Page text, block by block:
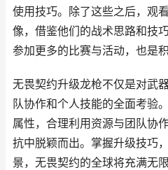
使用技巧。除了这些之后，观
像，借鉴他们的战术思路和技
参加更多的比赛与活动，也是
无畏契约升级龙枪不仅是对武
队协作和个人技能的全面考验
属性，合理利用资源与团队协
抗中脱颖而出。掌握升级技巧
景，无畏契约的全球将充满无限